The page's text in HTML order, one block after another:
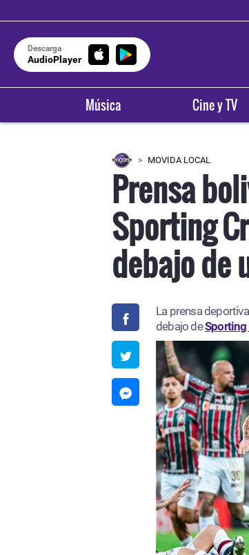
Descarga
AudioPlayer
Música Cine y TV
MOVIDA LOCAL
Prensa
Sporting
debajo de
La prensa
debajo deSporting